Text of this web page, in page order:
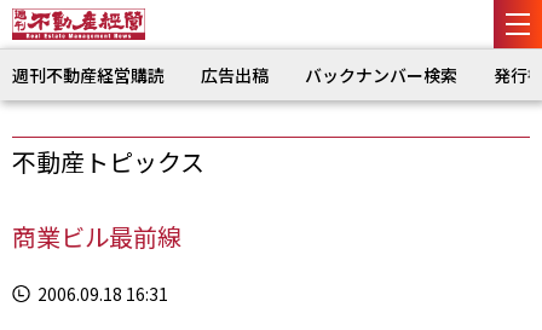
週刊不動産経営購読 広告出稿 バックナンバー検索 発行
不動産トピックス
商業ビル最前線
2006.09.18 16:31